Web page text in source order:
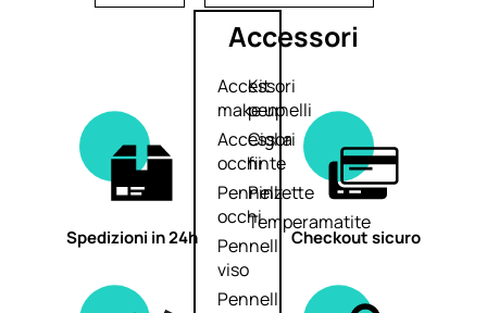
Accessori
Accessori
make up
Accessori
occhi
Pennelli
occhi
Pennelli
viso
Pennelli
Kit
pennelli
Ciglia
finte
Pinzette
Temperamatite
Spedizioni in 24h Checkout sicuro